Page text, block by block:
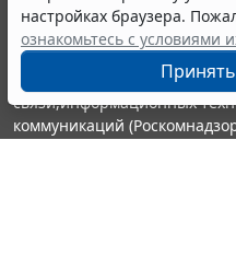
настройках браузера.
ознакомьтесь с условиями
Принять
являются участниками
информации ГАРАНТ.
Портал ГАРАНТ.РУ
издания Федеральной
связи,информационных
коммуникаций